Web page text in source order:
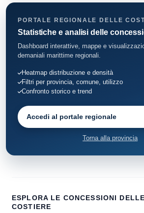
PORTALE REGIONALE DELLE
Statistiche e analisi delle
Dashboard interattive, mappe e
demaniali marittime regionali.
Heatmap distribuzione e densità
Filtri per provincia, comune, utilizzo
Confronto storico e trend
Accedi al portale regionale
Torna alla provincia
ESPLORA LE CONCESSIONI
COSTIERE